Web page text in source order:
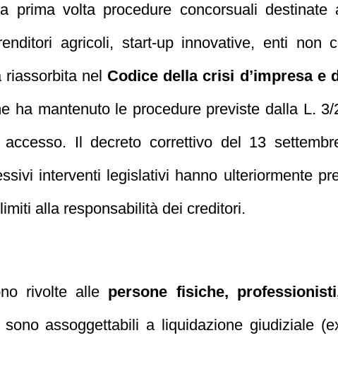
prima volta procedure concorsuali destinate
agricoli, start‑up innovative, enti non
nel Codice della crisi d’impresa e
ha mantenuto le procedure previste dalla L.
Il decreto correttivo del 13
interventi legislativi hanno ulteriormente
alla responsabilità dei creditori.
rivolte alle persone fisiche,
assoggettabili a liquidazione giudiziale